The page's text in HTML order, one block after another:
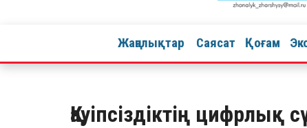
Жаңалықтар Саясат Қоғам
Қауіпсіздіктің цифрлық